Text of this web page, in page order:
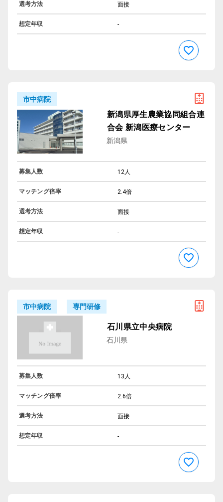
選考方法 面接
想定年収 -
市中病院
新潟県厚生農業協同組合連
合会 新潟医療センター
新潟県
募集人数 12人
マッチング倍率 2.4倍
選考方法 面接
想定年収 -
市中病院 専門研修
石川県立中央病院
石川県
募集人数 13人
マッチング倍率 2.6倍
選考方法 面接
想定年収 -